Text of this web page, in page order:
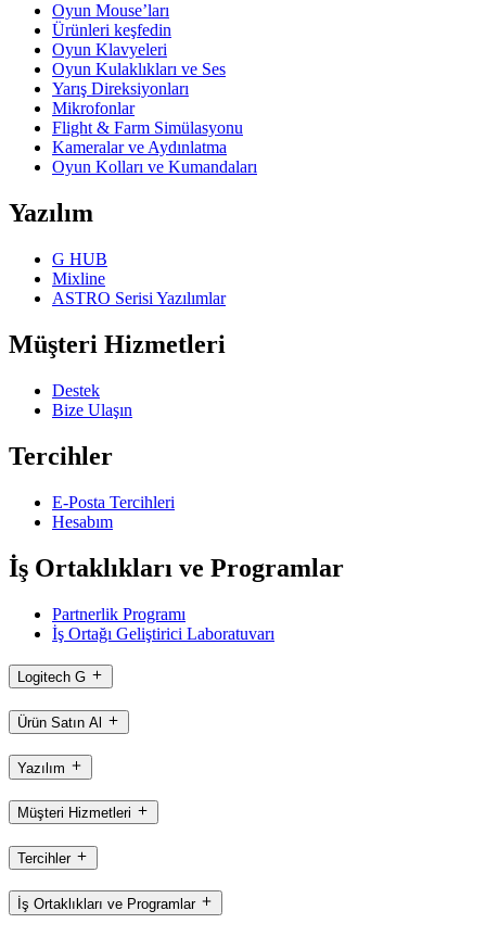
Oyun Mouse’ları
Ürünleri keşfedin
Oyun Klavyeleri
Oyun Kulaklıkları ve Ses
Yarış Direksiyonları
Mikrofonlar
Flight & Farm Simülasyonu
Kameralar ve Aydınlatma
Oyun Kolları ve Kumandaları
Yazılım
G HUB
Mixline
ASTRO Serisi Yazılımlar
Müşteri Hizmetleri
Destek
Bize Ulaşın
Tercihler
E-Posta Tercihleri
Hesabım
İş Ortaklıkları ve Programlar
Partnerlik Programı
İş Ortağı Geliştirici Laboratuvarı
Logitech G
Ürün Satın Al
Yazılım
Müşteri Hizmetleri
Tercihler
İş Ortaklıkları ve Programlar